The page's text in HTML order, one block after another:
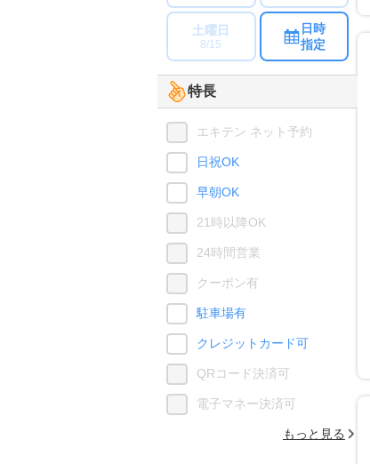
土曜日
8/15
日時
指定
特長
エキテン ネット予約
日祝OK
早朝OK
21時以降OK
24時間営業
クーポン有
駐車場有
クレジットカード可
QRコード決済可
電子マネー決済可
もっと見る